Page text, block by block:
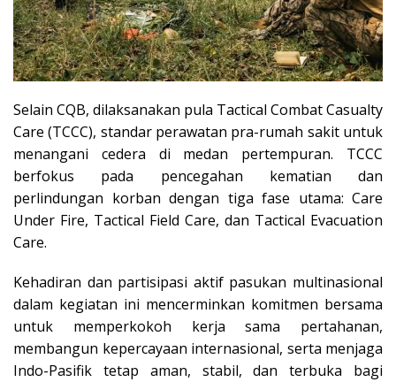
Selain CQB, dilaksanakan pula Tactical Combat Casualty
Care (TCCC), standar perawatan pra-rumah sakit untuk
menangani cedera di medan pertempuran. TCCC
berfokus pada pencegahan kematian dan
perlindungan korban dengan tiga fase utama: Care
Under Fire, Tactical Field Care, dan Tactical Evacuation
Care.
Kehadiran dan partisipasi aktif pasukan multinasional
dalam kegiatan ini mencerminkan komitmen bersama
untuk memperkokoh kerja sama pertahanan,
membangun kepercayaan internasional, serta menjaga
Indo-Pasifik tetap aman, stabil, dan terbuka bagi